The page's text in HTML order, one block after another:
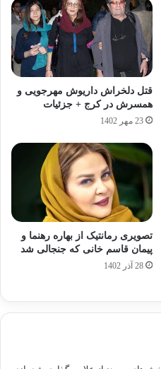
قتل دلخراش داریوش مهرجویی و
همسرش در کرج + جزئیات
23 مهر 1402
تصویری رمانتیک از بهاره رهنما و
پیمان قاسم خانی که جنجالی شد
28 آذر 1402